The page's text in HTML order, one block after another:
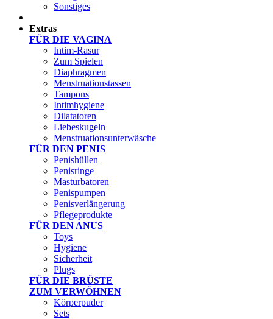
Sonstiges
Extras
FÜR DIE VAGINA
Intim-Rasur
Zum Spielen
Diaphragmen
Menstruationstassen
Tampons
Intimhygiene
Dilatatoren
Liebeskugeln
Menstruationsunterwäsche
FÜR DEN PENIS
Penishüllen
Penisringe
Masturbatoren
Penispumpen
Penisverlängerung
Pflegeprodukte
FÜR DEN ANUS
Toys
Hygiene
Sicherheit
Plugs
FÜR DIE BRÜSTE
ZUM VERWÖHNEN
Körperpuder
Sets